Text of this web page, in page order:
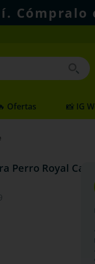
Cómpralo
Ofertas 📸 IG
Perro Royal Canin